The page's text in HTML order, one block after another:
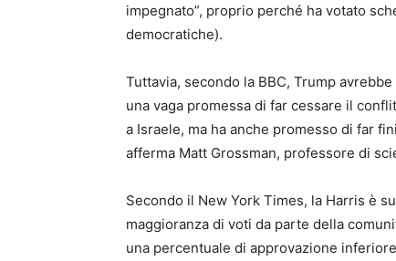
impegnato”, proprio perché ha votato
democratiche).
Tuttavia, secondo la BBC, Trump
una vaga promessa di far cessare il
a Israele, ma ha anche promesso di far
afferma Matt Grossman, professore di
Secondo il New York Times, la Harris è
maggioranza di voti da parte della
una percentuale di approvazione